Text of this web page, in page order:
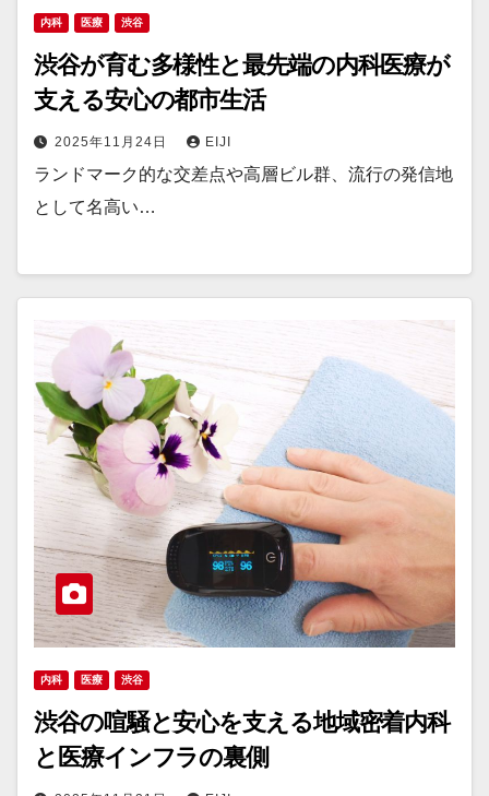
内科 医療 渋谷
渋谷が育む多様性と最先端の内科医療が
支える安心の都市生活
2025年11月24日 EIJI
ランドマーク的な交差点や高層ビル群、流行の発信地
として名高い…
内科 医療 渋谷
渋谷の喧騒と安心を支える地域密着内科
と医療インフラの裏側